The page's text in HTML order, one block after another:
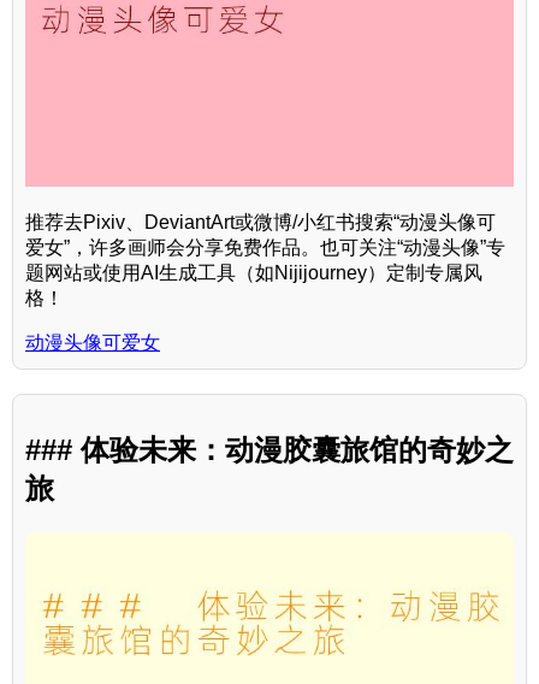
推荐去Pixiv、DeviantArt或微博/小红书搜索“动漫头像可
爱女”，许多画师会分享免费作品。也可关注“动漫头像”专
题网站或使用AI生成工具（如Nijijourney）定制专属风
格！
动漫头像可爱女
### 体验未来：动漫胶囊旅馆的奇妙之
旅